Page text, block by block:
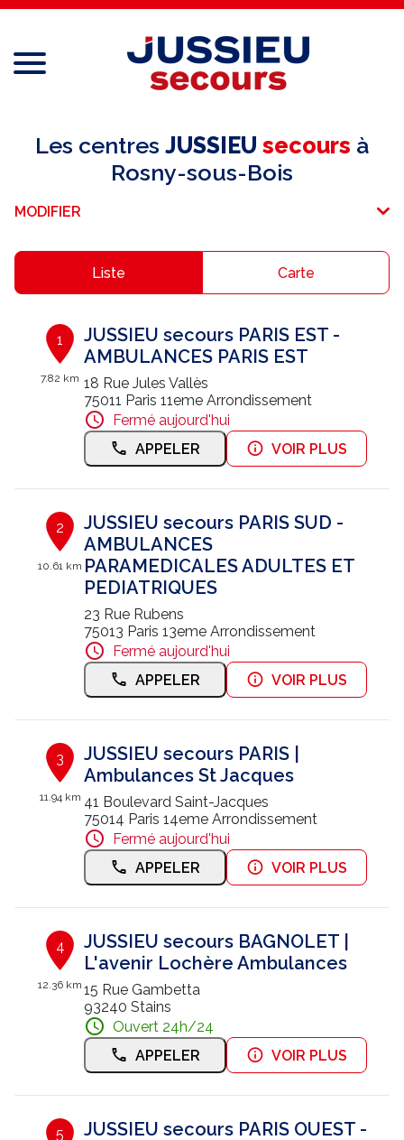
Menu
Réseau national
Services aux professionnels
E-paiement
Une question ?
Nous contacter
Trouver un centre JUSSIEU
Les centres JUSSIEU secours à
Rosny-sous-Bois
MODIFIER
Liste Carte
1
7.82 km
JUSSIEU secours PARIS EST -
AMBULANCES PARIS EST
18 Rue Jules Vallès
75011 Paris 11eme Arrondissement
Fermé aujourd'hui
APPELER
VOIR PLUS
2
10.61 km
JUSSIEU secours PARIS SUD -
AMBULANCES
PARAMEDICALES ADULTES ET
PEDIATRIQUES
23 Rue Rubens
75013 Paris 13eme Arrondissement
Fermé aujourd'hui
APPELER
VOIR PLUS
3
11.94 km
JUSSIEU secours PARIS |
Ambulances St Jacques
41 Boulevard Saint-Jacques
75014 Paris 14eme Arrondissement
Fermé aujourd'hui
APPELER
VOIR PLUS
4
12.36 km
JUSSIEU secours BAGNOLET |
L'avenir Lochère Ambulances
15 Rue Gambetta
93240 Stains
Ouvert 24h/24
APPELER
VOIR PLUS
5
JUSSIEU secours PARIS OUEST -